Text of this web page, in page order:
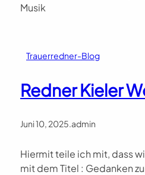
Musik
Trauerredner-Blog
Redner Kieler
Juni 10, 2025.admin
Hiermit teile ich mit, dass
mit dem Titel : Gedanken